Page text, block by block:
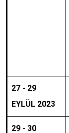
27 - 29
EYLÜL 2023
29 - 30